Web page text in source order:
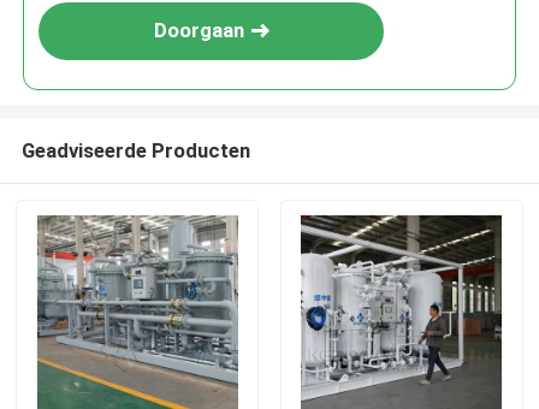
Doorgaan
Geadviseerde Producten